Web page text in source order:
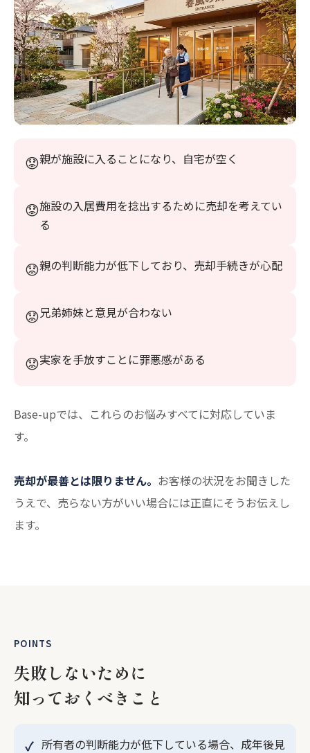
親が施設に入ることになり、自宅が空く
施設の入居費用を捻出するために売却を考えてい
る
親の判断能力が低下しており、売却手続きが心配
兄弟姉妹と意見が合わない
実家を手放すことに罪悪感がある
Base-upでは、これらのお悩みすべてに対応していま
す。
売却が最善とは限りません。 お客様の状況をお聞きした
うえで、売らない方がいい場合には正直にそうお伝えし
ます。
POINTS
失敗しないために
知っておくべきこと
所有者の判断能力が低下している場合、成年後見